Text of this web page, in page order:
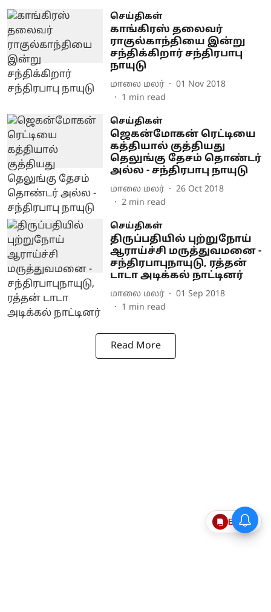
செய்திகள்
காங்கிரஸ் தலைவர்
ராகுல்காந்தியை இன்று
சந்திக்கிறார் சந்திரபாபு
நாயுடு
மாலை மலர்
01 Nov 2018
1 min read
செய்திகள்
ஜெகன்மோகன் ரெட்டியை
கத்தியால் குத்தியது
தெலுங்கு தேசம் தொண்டர்
அல்ல - சந்திரபாபு நாயுடு
மாலை மலர்
26 Oct 2018
2 min read
செய்திகள்
திருப்பதியில் புற்றுநோய்
ஆராய்ச்சி மருத்துவமனை -
சந்திரபாபுநாயுடு, ரத்தன்
டாடா அடிக்கல் நாட்டினர்
மாலை மலர்
01 Sep 2018
1 min read
Read More
Epaper